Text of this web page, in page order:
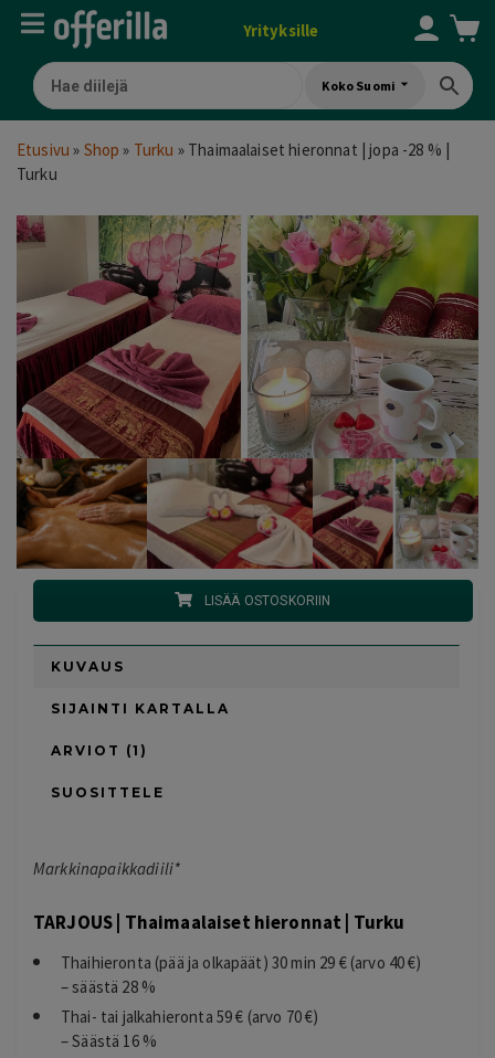
Yrityksille
Koko Suomi
Etusivu » Shop » Turku » Thaimaalaiset hieronnat | jopa -28 % |
Turku
LISÄÄ OSTOSKORIIN
KUVAUS
SIJAINTI KARTALLA
ARVIOT (1)
SUOSITTELE
Markkinapaikkadiili*
TARJOUS | Thaimaalaiset hieronnat | Turku
Thaihieronta (pää ja olkapäät) 30 min 29 € (arvo 40 €)
– säästä 28 %
Thai- tai jalkahieronta 59 € (arvo 70 €)
– Säästä 16 %